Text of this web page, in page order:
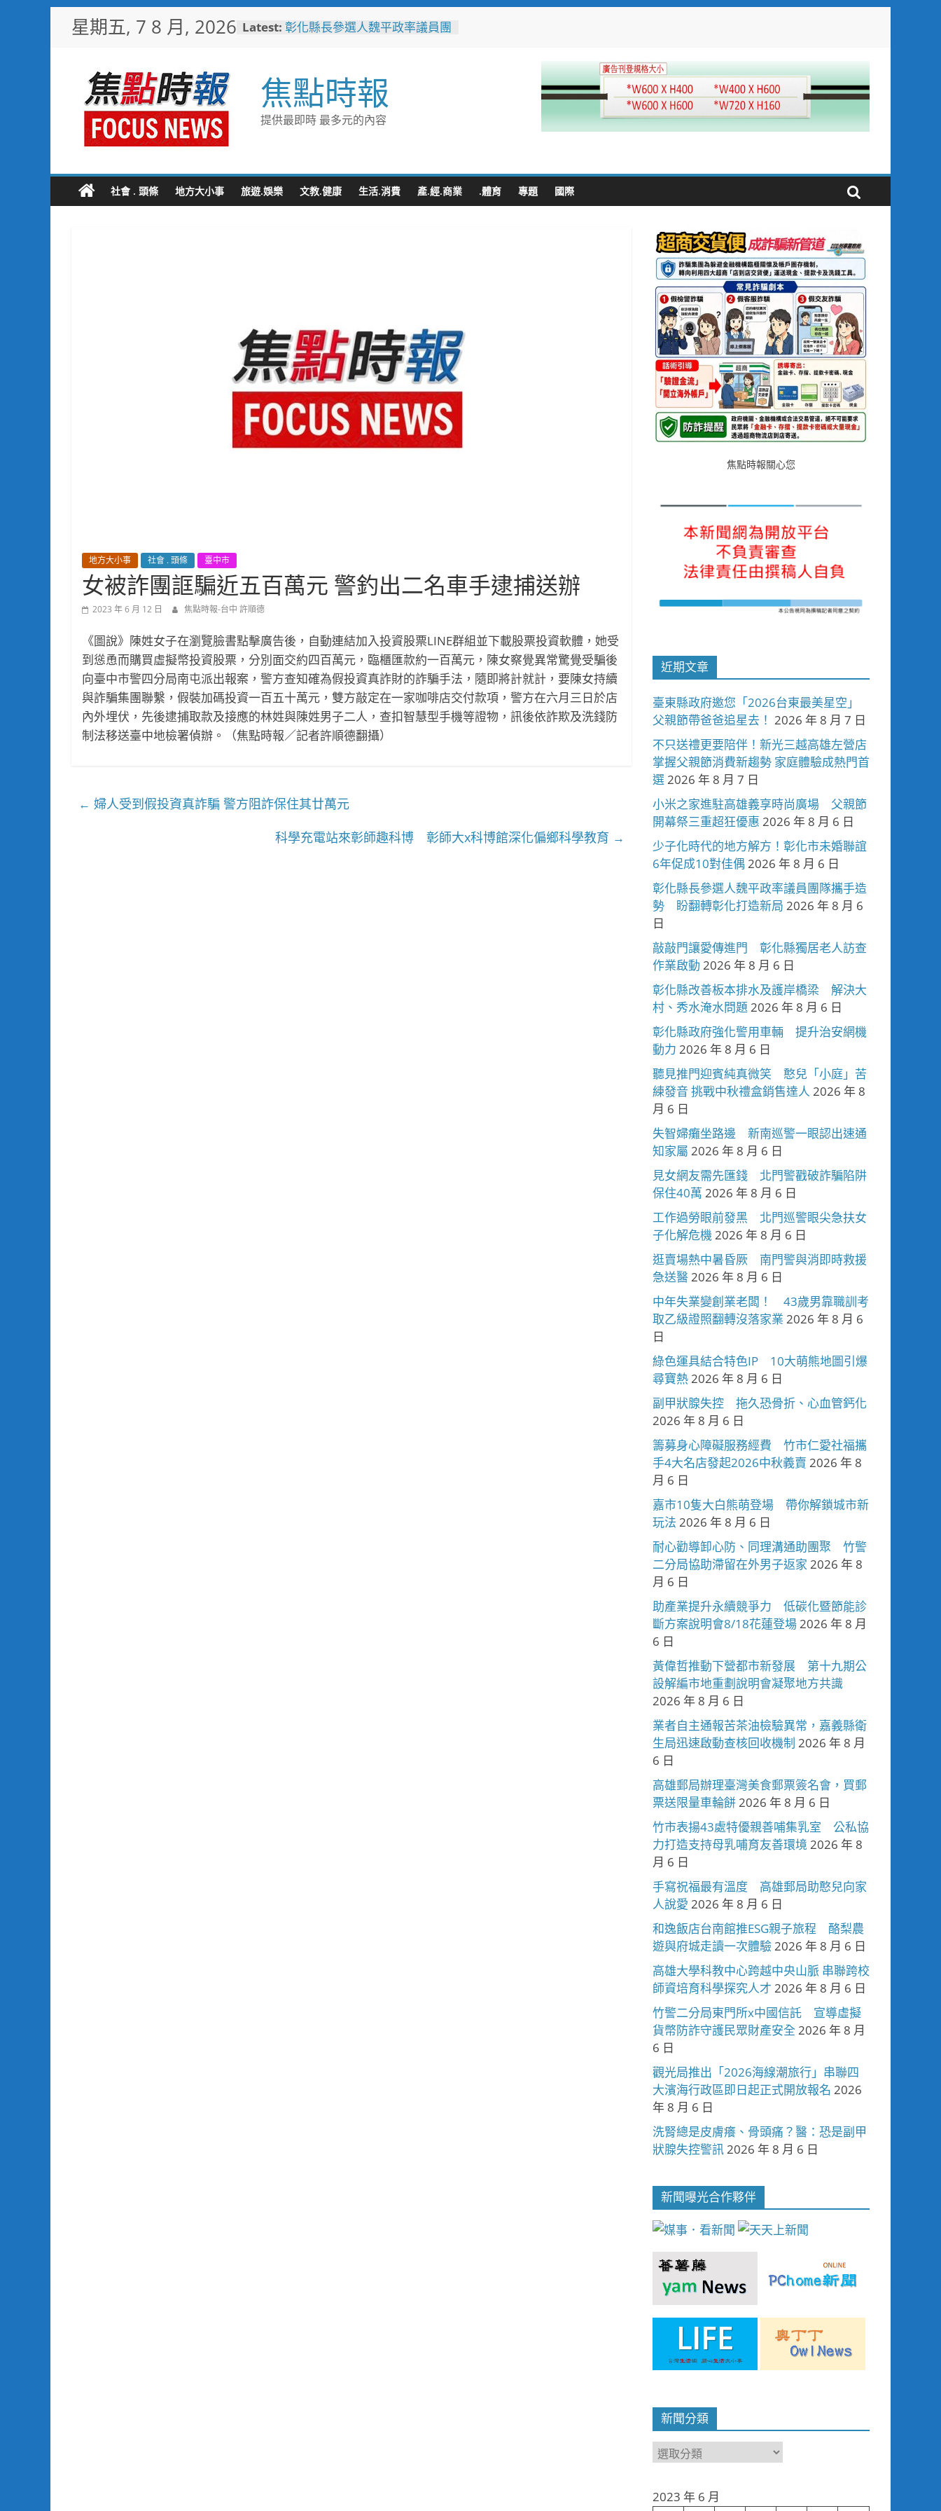
星期五, 7 8 月, 2026 Latest: 彰化縣長參選人魏平政率議員團
美星空」父親節帶爸爸追星去！
不只送禮更要陪伴！新光三越高
雄左營店掌握父親節消費新趨勢
家庭體驗成熱門首選
未婚聯誼6年促成10對佳偶
焦點時報
提供最即時 最多元的內容
社會 . 頭條 地方大小事 旅遊.娛樂 文教.健康 生活.消費 產.經.商業 .體育 專題 國際
地方大小事 社會 . 頭條 臺中市
女被詐團誆騙近五百萬元 警釣出二名車手逮捕送辦
2023 年 6 月 12 日 焦點時報-台中 許順德
《圖說》陳姓女子在瀏覽臉書點擊廣告後，自動連結加入投資股票LINE群組並下載股票投資軟體，她受
到慫恿而購買虛擬幣投資股票，分別面交約四百萬元，臨櫃匯款約一百萬元，陳女察覺異常驚覺受騙後
向臺中市警四分局南屯派出報案，警方查知確為假投資真詐財的詐騙手法，隨即將計就計，要陳女持續
與詐騙集團聯繫，假裝加碼投資一百五十萬元，雙方敲定在一家咖啡店交付款項，警方在六月三日於店
內外埋伏，先後逮捕取款及接應的林姓與陳姓男子二人，查扣智慧型手機等證物，訊後依詐欺及洗錢防
制法移送臺中地檢署偵辦。（焦點時報／記者許順德翻攝）
← 婦人受到假投資真詐騙 警方阻詐保住其廿萬元
科學充電站來彰師趣科博 彰師大x科博館深化偏鄉科學教育 →
焦點時報關心您
近期文章
臺東縣政府邀您「2026台東最美星空」
父親節帶爸爸追星去！ 2026 年 8 月 7 日
不只送禮更要陪伴！新光三越高雄左營店
掌握父親節消費新趨勢 家庭體驗成熱門首
選2026 年 8 月 7 日
小米之家進駐高雄義享時尚廣場 父親節
開幕祭三重超狂優惠 2026 年 8 月 6 日
少子化時代的地方解方！彰化市未婚聯誼
6年促成10對佳偶 2026 年 8 月 6 日
彰化縣長參選人魏平政率議員團隊攜手造
勢 盼翻轉彰化打造新局 2026 年 8 月 6
日
敲敲門讓愛傳進門 彰化縣獨居老人訪查
作業啟動 2026 年 8 月 6 日
彰化縣改善板本排水及護岸橋梁 解決大
村、秀水淹水問題 2026 年 8 月 6 日
彰化縣政府強化警用車輛 提升治安網機
動力 2026 年 8 月 6 日
聽見推門迎賓純真微笑 憨兒「小庭」苦
練發音 挑戰中秋禮盒銷售達人 2026 年 8
月 6 日
失智婦癱坐路邊 新南巡警一眼認出速通
知家屬 2026 年 8 月 6 日
見女網友需先匯錢 北門警戳破詐騙陷阱
保住40萬 2026 年 8 月 6 日
工作過勞眼前發黑 北門巡警眼尖急扶女
子化解危機2026 年 8 月 6 日
逛賣場熱中暑昏厥 南門警與消即時救援
急送醫2026 年 8 月 6 日
中年失業變創業老闆！ 43歲男靠職訓考
取乙級證照翻轉沒落家業 2026 年 8 月 6
日
綠色運具結合特色IP 10大萌熊地圖引爆
尋寶熱2026 年 8 月 6 日
副甲狀腺失控 拖久恐骨折、心血管鈣化
2026 年 8 月 6 日
籌募身心障礙服務經費 竹市仁愛社福攜
手4大名店發起2026中秋義賣 2026 年 8
月 6 日
嘉市10隻大白熊萌登場 帶你解鎖城市新
玩法 2026 年 8 月 6 日
耐心勸導卸心防、同理溝通助團聚 竹警
二分局協助滯留在外男子返家 2026 年 8
月 6 日
助產業提升永續競爭力 低碳化暨節能診
斷方案說明會8/18花蓮登場2026 年 8 月
6 日
黃偉哲推動下營都市新發展 第十九期公
設解編市地重劃說明會凝聚地方共識
2026 年 8 月 6 日
業者自主通報苦茶油檢驗異常，嘉義縣衛
生局迅速啟動查核回收機制 2026 年 8 月
6 日
高雄郵局辦理臺灣美食郵票簽名會，買郵
票送限量車輪餅2026 年 8 月 6 日
竹市表揚43處特優親善哺集乳室 公私協
力打造支持母乳哺育友善環境2026 年 8
月 6 日
手寫祝福最有溫度 高雄郵局助憨兒向家
人說愛 2026 年 8 月 6 日
和逸飯店台南館推ESG親子旅程 酪梨農
遊與府城走讀一次體驗2026 年 8 月 6 日
高雄大學科教中心跨越中央山脈 串聯跨校
師資培育科學探究人才 2026 年 8 月 6 日
竹警二分局東門所x中國信託 宣導虛擬
貨幣防詐守護民眾財產安全 2026 年 8 月
6 日
觀光局推出「2026海線潮旅行」串聯四
大濱海行政區即日起正式開放報名 2026
年 8 月 6 日
洗腎總是皮膚癢、骨頭痛？醫：恐是副甲
狀腺失控警訊2026 年 8 月 6 日
新聞曝光合作夥伴
新聞分類
新
類
2023 年 6 月